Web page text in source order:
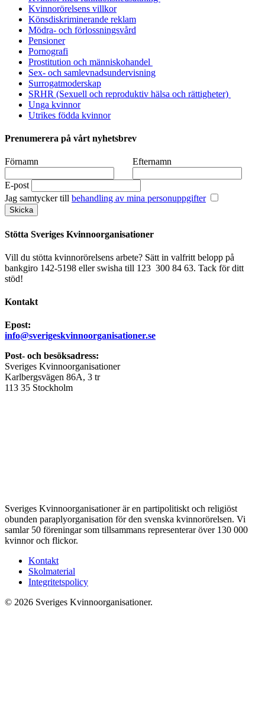
Kvinnorörelsens villkor
Könsdiskriminerande reklam
Mödra- och förlossningsvård
Pensioner
Pornografi
Prostitution och människohandel
Sex- och samlevnadsundervisning
Surrogatmoderskap
SRHR (Sexuell och reproduktiv hälsa och rättigheter)
Unga kvinnor
Utrikes födda kvinnor
Prenumerera på vårt nyhetsbrev
Förnamn Efternamn
E-post
Jag samtycker till behandling av mina personuppgifter
Stötta Sveriges Kvinnoorganisationer
Vill du stötta kvinnorörelsens arbete? Sätt in valfritt belopp på
bankgiro 142-5198 eller swisha till 123 300 84 63. Tack för ditt
stöd!
Kontakt
Epost:
info@sverigeskvinnoorganisationer.se
Post- och besöksadress:
Sveriges Kvinnoorganisationer
Karlbergsvägen 86A, 3 tr
113 35 Stockholm
Sveriges Kvinnoorganisationer är en partipolitiskt och religiöst
obunden paraplyorganisation för den svenska kvinnorörelsen. Vi
samlar 50 föreningar som tillsammans representerar över 130 000
kvinnor och flickor.
Kontakt
Skolmaterial
Integritetspolicy
© 2026 Sveriges Kvinnoorganisationer.